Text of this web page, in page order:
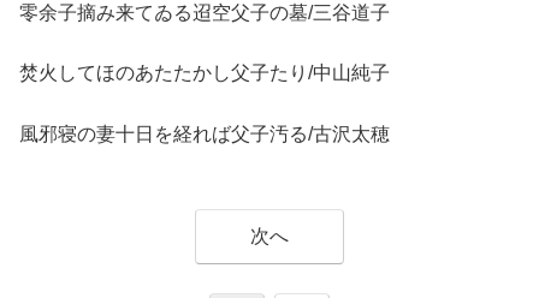
零余子摘み来てゐる迢空父子の墓/三谷道子
焚火してほのあたたかし父子たり/中山純子
風邪寝の妻十日を経れば父子汚る/古沢太穂
次へ